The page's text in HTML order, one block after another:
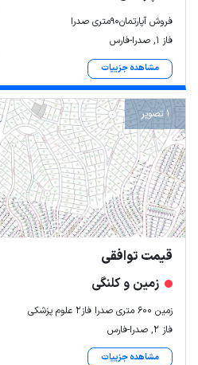
فروش آپارتمان‌۹۰متری صدرا
فاز ۱, صدرا-فارس
مشاهده جزییات
1 تصویر
قیمت توافقی
زمین و کلنگی
زمین ۶۰۰ متری صدرا فاز۲ علوم پزشکی
فاز ۲, صدرا-فارس
مشاهده جزییات